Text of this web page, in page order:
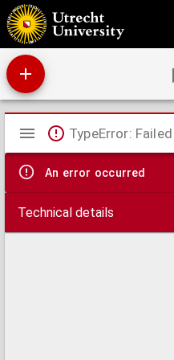
Kaart der overzeesche bezittingen van
Kaap de Goede Hoop.
Mirador
viewer
TypeError:
An error occurred
Technical details